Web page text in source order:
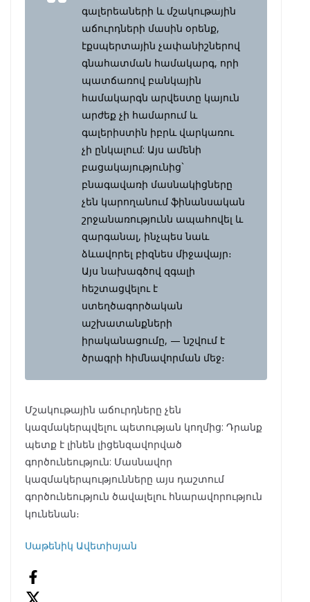
գալերեաների և մշակութային
աճուրդների մասին օրենք,
էքսպերտային չափանիշներով
գնահատման համակարգ, որի
պատճառով բանկային
համակարգն արվեստը կայուն
արժեք չի համարում և
գալերիստին իբրև վարկառու
չի ընկալում: Այս ամենի
բացակայությունից`
բնագավառի մասնակիցները
չեն կարողանում ֆինանսական
շրջանառությունն ապահովել և
զարգանալ, ինչպես նաև
ձևավորել բիզնես միջավայր։
Այս նախագծով զգալի
հեշտացվելու է
ստեղծագործական
աշխատանքների
իրականացումը, — նշվում է
ծրագրի հիմնավորման մեջ։
Մշակութային աճուրդները չեն
կազմակերպվելու պետության կողմից: Դրանք
պետք է լինեն լիցենզավորված
գործունեություն: Մասնավոր
կազմակերպությունները այս դաշտում
գործունեություն ծավալելու հնարավորություն
կունենան։
Սաթենիկ Ավետիսյան